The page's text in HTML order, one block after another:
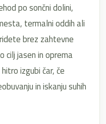
po sončni dolini,
termalni oddih ali
brez zahtevne
cilj jasen in oprema
izgubi čar, če
in iskanju suhih